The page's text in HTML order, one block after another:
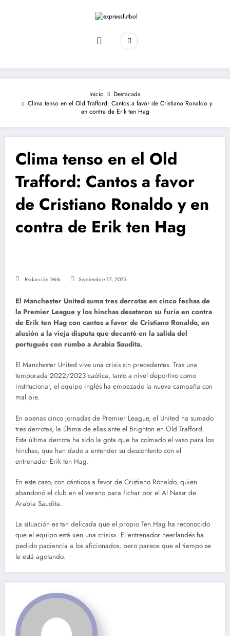
Inicio
Destacada
Clima tenso en el Old Trafford: Cantos a favor de Cristiano Ronaldo y
en contra de Erik ten Hag
Clima tenso en el Old
Trafford: Cantos a favor
de Cristiano Ronaldo y en
contra de Erik ten Hag
Redacción Web Septiembre 17, 2023
El Manchester United suma tres derrotas en cinco fechas de
la Premier League y los hinchas desataron su furia en contra
de Erik ten Hag con cantos a favor de Cristiano Ronaldo, en
alusión a la vieja disputa que decantó en la salida del
portugués con rumbo a Arabia Saudita.
El Manchester United vive una crisis sin precedentes. Tras una
temporada 2022/2023 caótica, tanto a nivel deportivo como
institucional, el equipo inglés ha empezado la nueva campaña con
mal pie.
En apenas cinco jornadas de Premier League, el United ha sumado
tres derrotas, la última de ellas ante el Brighton en Old Trafford.
Esta última derrota ha sido la gota que ha colmado el vaso para los
hinchas, que han dado a entender su descontento con el
entrenador Erik ten Hag.
En este caso, con cánticos a favor de Cristiano Ronaldo, quien
abandonó el club en el verano para fichar por el Al Nassr de
Arabia Saudita.
La situación es tan delicada que el propio Ten Hag ha reconocido
que el equipo está «en una crisis». El entrenador neerlandés ha
pedido paciencia a los aficionados, pero parece que el tiempo se
le está agotando.